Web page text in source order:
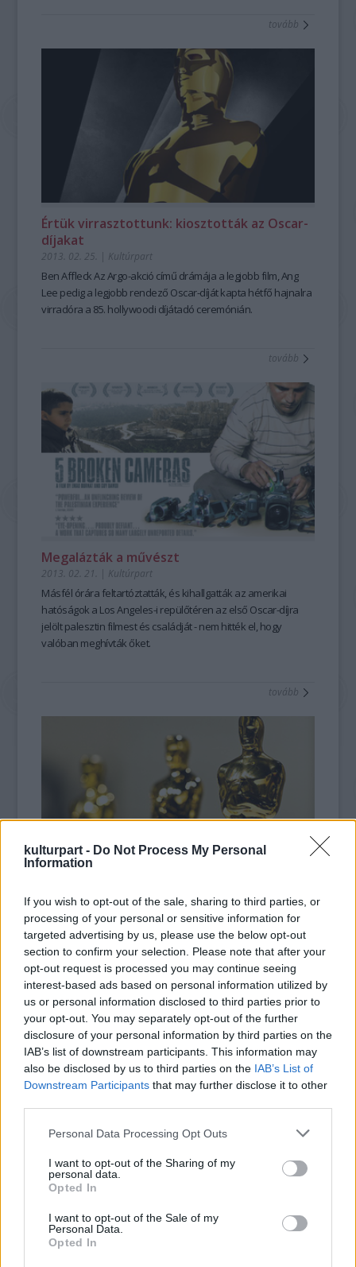
kulturpart - Do Not Process My Personal
Information
If you wish to opt-out of the sale, sharing to third parties, or
processing of your personal or sensitive information for
targeted advertising by us, please use the below opt-out
section to confirm your selection. Please note that after your
opt-out request is processed you may continue seeing
interest-based ads based on personal information utilized by
us or personal information disclosed to third parties prior to
your opt-out. You may separately opt-out of the further
disclosure of your personal information by third parties on the
IAB’s list of downstream participants. This information may
also be disclosed by us to third parties on the IAB’s List of
Downstream Participants that may further disclose it to other
Please note that this website/app uses one or more Google
not limited to your visit or usage behaviour. You may click to
grant or deny consent to Google and its third-party tags to
use your data for below specified purposes in below Google
consent section.
Personal Data Processing Opt Outs
I want to opt-out of the Sharing of my
personal data.
Opted In
I want to opt-out of the Sale of my
Personal Data.
Opted In
tovább
Értük virrasztottunk: kiosztották az Oscar-
díjakat
2013. 02. 25. | Kultúrpart
Ben AffleckAz Argo-akció című drámája a legjobb film, Ang
Lee pedig a legjobb rendező Oscar-díját kapta hétfő hajnalra
virradóra a 85. hollywoodi díjátadó ceremónián.
tovább
Megalázták a művészt
2013. 02. 21. | Kultúrpart
Másfél órára feltartóztatták, és kihallgatták az amerikai
hatóságok a Los Angeles-i repülőtéren az első Oscar-díjra
jelölt palesztin filmestés családját - nem hitték el, hogy
valóban meghívták őket.
tovább
2013. 02. 21.|Kultúrpart
Lezárult az Oscar-díjak85 éves történetének elsőonline
voksolása: az amerikai filmakadémia tagjai leadták
szavazataikat, melyek eldöntik a vasárnap kiosztásra kerülő
díjak sorsát.
tovább
Oscar fekete-fehérben
2013. 02. 08.